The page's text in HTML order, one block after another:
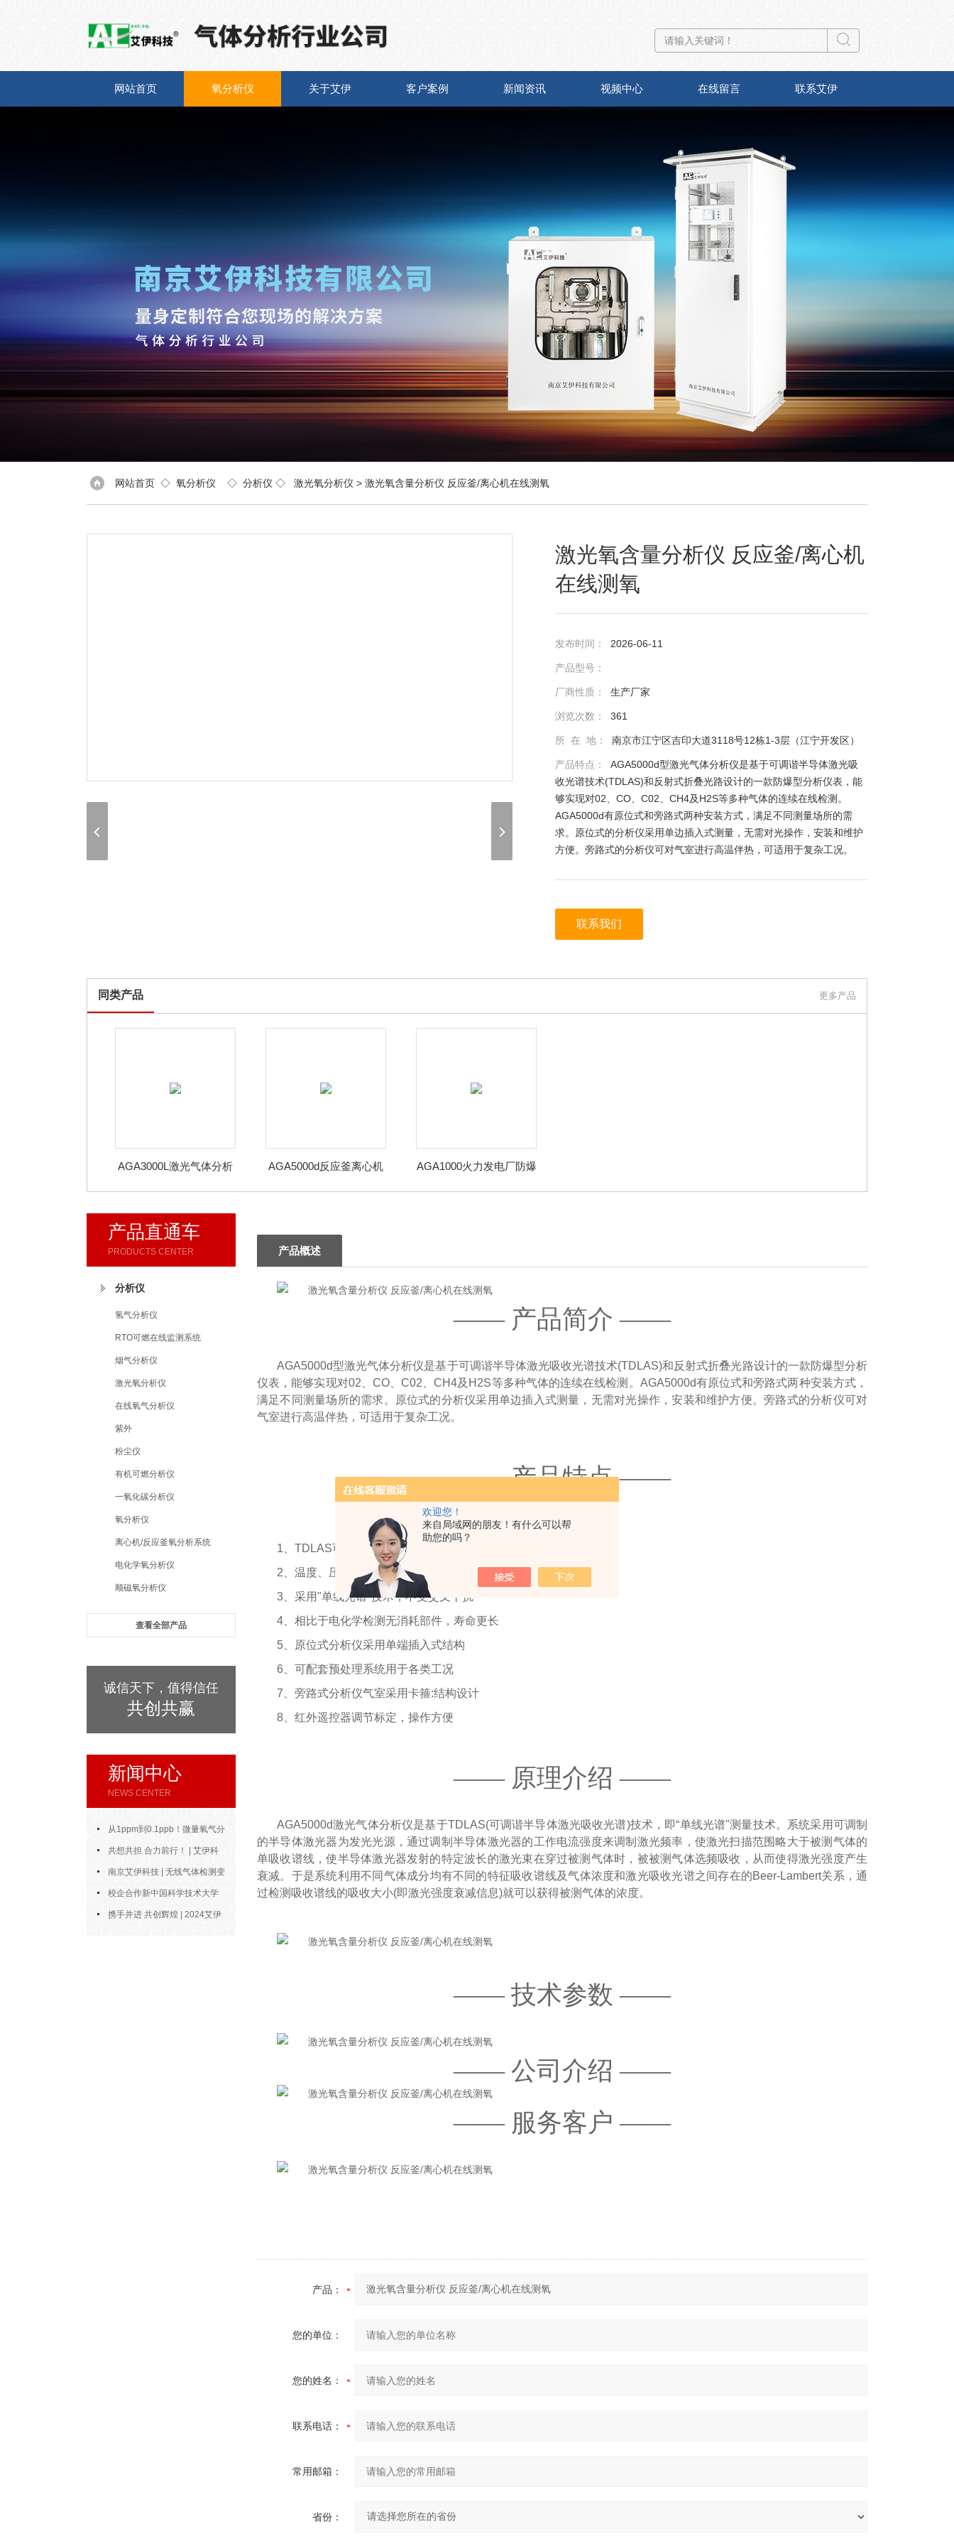
欢迎您！
来自局域网的朋友！有什么可以帮
助您的吗？
网站首页 氧分析仪 关于艾伊 客户案例 新闻资讯 视频中心 在线留言 联系艾伊
网站首页 ◇ 氧分析仪 ◇ 分析仪 ◇ 激光氧分析仪 > 激光氧含量分析仪 反应釜/离心机在线测氧
激光氧含量分析仪 反应釜/离心机
在线测氧
发布时间： 2026-06-11
产品型号：
厂商性质： 生产厂家
浏览次数： 361
所 在 地： 南京市江宁区吉印大道3118号12栋1-3层（江宁开发区）
产品特点： AGA5000d型激光气体分析仪是基于可调谐半导体激光吸
收光谱技术(TDLAS)和反射式折叠光路设计的一款防爆型分析仪表，能
够实现对02、CO、C02、CH4及H2S等多种气体的连续在线检测。
AGA5000d有原位式和旁路式两种安装方式，满足不同测量场所的需
求。原位式的分析仪采用单边插入式测量，无需对光操作，安装和维护
方便。旁路式的分析仪可对气室进行高温伴热，可适用于复杂工况。
联系我们
同类产品 更多产品
AGA3000L激光气体分析
AGA5000d反应釜离心机
AGA1000火力发电厂防爆
产品直通车
PRODUCTS CENTER
分析仪
氢气分析仪
RTO可燃在线监测系统
烟气分析仪
激光氧分析仪
在线氧气分析仪
紫外
粉尘仪
有机可燃分析仪
一氧化碳分析仪
氧分析仪
离心机/反应釜氧分析系统
电化学氧分析仪
顺磁氧分析仪
查看全部产品
诚信天下，值得信任
共创共赢
新闻中心
NEWS CENTER
从1ppm到0.1ppb！微量氧气分
析仪的测量范围与精度到底能做到
多好？
共想共担 合力前行！ | 艾伊科
技2025年中合伙人会议圆满召开
南京艾伊科技 | 无线气体检测变
送器：无线通信，智控安全新风向
校企合作新中国科学技术大学
博士陶永会出任南京艾伊公司“科
携手并进 共创辉煌 | 2024艾伊
产品概述
—— 产品简介 ——
AGA5000d型激光气体分析仪是基于可调谐半导体激光吸收光谱技术(TDLAS)和反射式折叠光路设计的一款防爆型分析
仪表，能够实现对02、CO、C02、CH4及H2S等多种气体的连续在线检测。AGA5000d有原位式和旁路式两种安装方式，
满足不同测量场所的需求。原位式的分析仪采用单边插入式测量，无需对光操作，安装和维护方便。旁路式的分析仪可对
气室进行高温伴热，可适用于复杂工况。
—— 产品特点 ——
1、TDLAS可调谐半导体激光器检测原理
2、温度、压力补偿，适用于不同测量环境
3、采用"单线光谱"技术，不受交叉干扰
4、相比于电化学检测无消耗部件，寿命更长
5、原位式分析仪采用单端插入式结构
6、可配套预处理系统用于各类工况
7、旁路式分析仪气室采用卡箍:结构设计
8、红外遥控器调节标定，操作方便
—— 原理介绍 ——
AGA5000d激光气体分析仪是基于TDLAS(可调谐半导体激光吸收光谱)技术，即“单线光谱"测量技术。系统采用可调制
的半导体激光器为发光光源，通过调制半导体激光器的工作电流强度来调制激光频率，使激光扫描范围略大于被测气体的
单吸收谱线，使半导体激光器发射的特定波长的激光束在穿过被测气体时，被被测气体选频吸收，从而使得激光强度产生
衰减。于是系统利用不同气体成分均有不同的特征吸收谱线及气体浓度和激光吸收光谱之间存在的Beer-Lambert关系，通
过检测吸收谱线的吸收大小(即激光强度衰减信息)就可以获得被测气体的浓度。
—— 技术参数 ——
—— 公司介绍 ——
—— 服务客户 ——
产品：
您的单位：
您的姓名：
联系电话：
常用邮箱：
省份：